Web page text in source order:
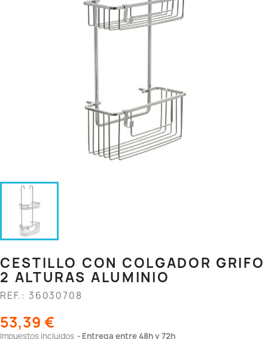
CESTILLO CON COLGADOR GRIFO
2 ALTURAS ALUMINIO
REF.: 36030708
53,39 €
Impuestos incluidos Entrega entre 48h y 72h